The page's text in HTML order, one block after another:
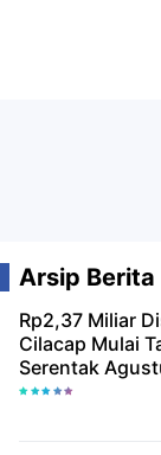
Arsip Berita
Rp2,37 Miliar
Cilacap Mulai
Serentak